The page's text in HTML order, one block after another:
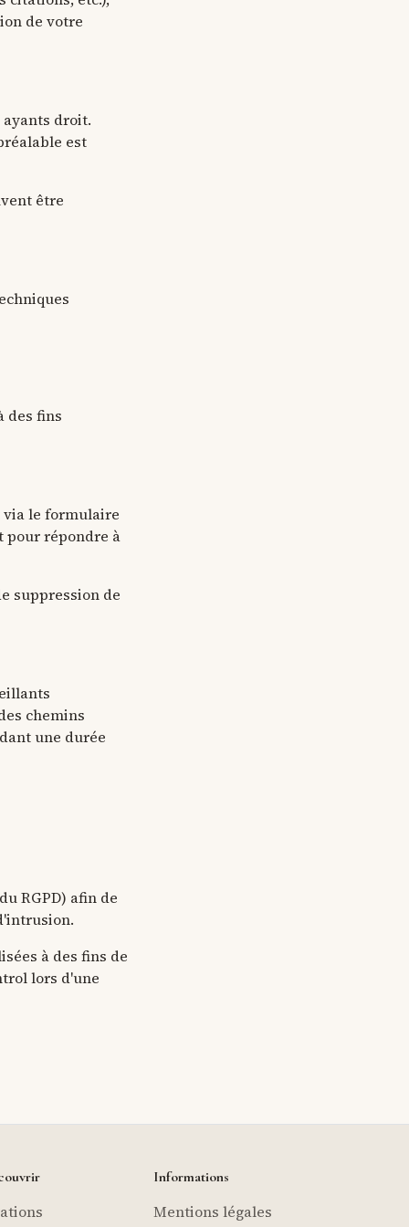
de votre
droit.
est
être
des fins
via le formulaire
pour répondre à
suppression de
chemins
une durée
RGPD) afin de
à des fins de
lors d'une
Informations
Mentions légales